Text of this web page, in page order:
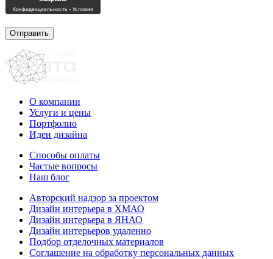
О компании
Услуги и цены
Портфолио
Идеи дизайна
Способы оплаты
Частые вопросы
Наш блог
Авторский надзор за проектом
Дизайн интерьера в ХМАО
Дизайн интерьера в ЯНАО
Дизайн интерьеров удаленно
Подбор отделочных материалов
Соглашение на обработку персональных данных